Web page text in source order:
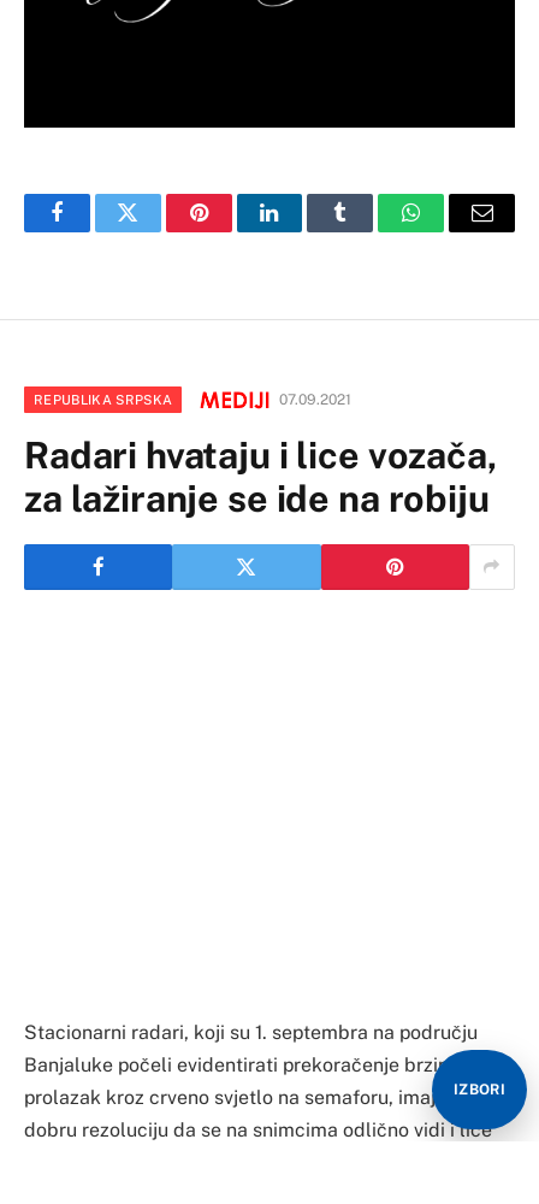
FacebookTwitter PinterestLinkedInTumblr WhatsAppEmail
REPUBLIKA SRPSKA 07.09.2021
Radari hvataju i lice vozača,
za lažiranje se ide na robiju
Stacionarni radari, koji su 1. septembra na području
Banjaluke počeli evidentirati prekoračenje brzine i
prolazak kroz crveno svjetlo na semaforu, imaju toliko
dobru rezoluciju da se na snimcima odlično vidi i lice
IZBORI